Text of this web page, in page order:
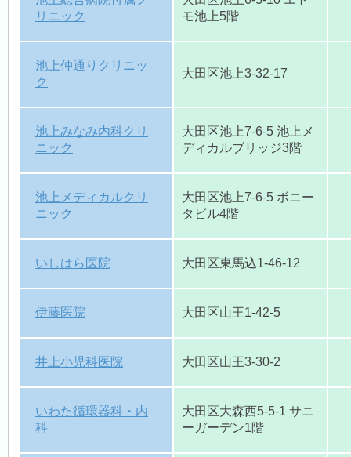
会員用掲示板
医師会 会員情報システム
禁煙外来
大森完全禁煙優良店
訪問看護ステーション
リニック
モ池上5階
池上仲通りクリニッ
ク
大田区池上3-32-17
池上みなみ内科クリ
ニック
大田区池上7-6-5 池上メ
ディカルブリッジ3階
池上メディカルクリ
ニック
大田区池上7-6-5 ボニー
タビル4階
いしはら医院 大田区東馬込1-46-12
伊藤医院 大田区山王1-42-5
井上小児科医院 大田区山王3-30-2
いわた循環器科・内
科
大田区大森西5-5-1 サニ
ーガーデン1階